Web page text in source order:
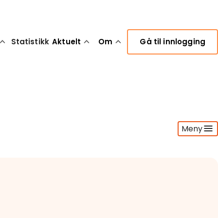
Statistikk Aktuelt Om Gå til innlogging
Meny